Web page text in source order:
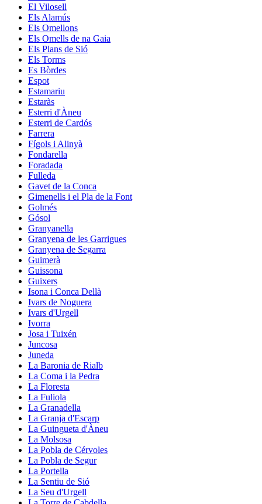
El Vilosell
Els Alamús
Els Omellons
Els Omells de na Gaia
Els Plans de Sió
Els Torms
Es Bòrdes
Espot
Estamariu
Estaràs
Esterri d'Àneu
Esterri de Cardós
Farrera
Fígols i Alinyà
Fondarella
Foradada
Fulleda
Gavet de la Conca
Gimenells i el Pla de la Font
Golmés
Gósol
Granyanella
Granyena de les Garrigues
Granyena de Segarra
Guimerà
Guissona
Guixers
Isona i Conca Dellà
Ivars de Noguera
Ivars d'Urgell
Ivorra
Josa i Tuixén
Juncosa
Juneda
La Baronia de Rialb
La Coma i la Pedra
La Floresta
La Fuliola
La Granadella
La Granja d'Escarp
La Guingueta d'Àneu
La Molsosa
La Pobla de Cérvoles
La Pobla de Segur
La Portella
La Sentiu de Sió
La Seu d'Urgell